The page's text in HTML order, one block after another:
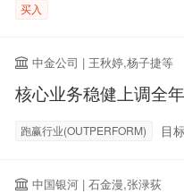
买入
中金公司 | 王秋婷,杨子捷等
核心业务稳健上调全
跑赢行业(OUTPERFORM) 目
中国银河 | 石金漫,张渌荻